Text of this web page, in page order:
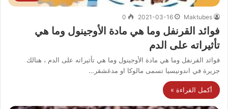
Maktubes
2021-03-16
0
فوائد القرنفل وما هي مادة الأوجينول وما هي
تأثيراته على الدم
فوائد القرنفل وما هي مادة الأوجينول وما هي تأثيراته على الدم ، هنالك
جزيرة في اندونيسيا تسمى مالوكا او مدغشقر…
أكمل القراءة »